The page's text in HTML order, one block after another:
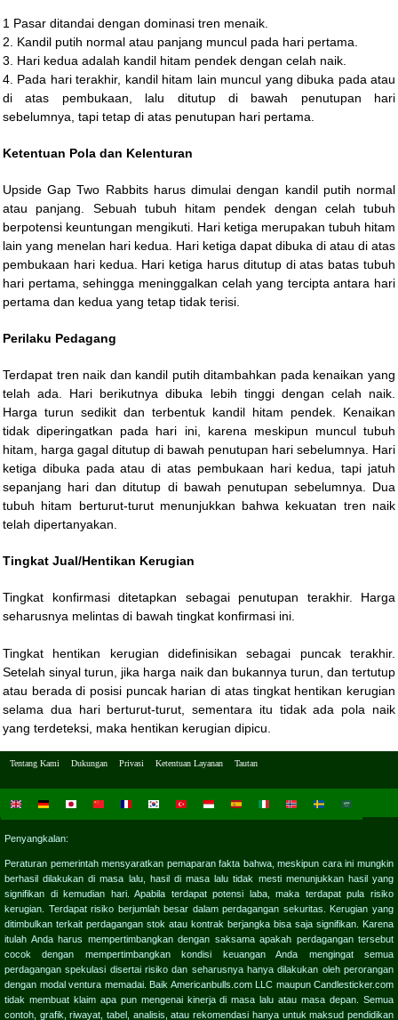
1 Pasar ditandai dengan dominasi tren menaik.
2. Kandil putih normal atau panjang muncul pada hari pertama.
3. Hari kedua adalah kandil hitam pendek dengan celah naik.
4. Pada hari terakhir, kandil hitam lain muncul yang dibuka pada atau
di atas pembukaan, lalu ditutup di bawah penutupan hari
sebelumnya, tapi tetap di atas penutupan hari pertama.
Ketentuan Pola dan Kelenturan
Upside Gap Two Rabbits harus dimulai dengan kandil putih normal
atau panjang. Sebuah tubuh hitam pendek dengan celah tubuh
berpotensi keuntungan mengikuti. Hari ketiga merupakan tubuh hitam
lain yang menelan hari kedua. Hari ketiga dapat dibuka di atau di atas
pembukaan hari kedua. Hari ketiga harus ditutup di atas batas tubuh
hari pertama, sehingga meninggalkan celah yang tercipta antara hari
pertama dan kedua yang tetap tidak terisi.
Perilaku Pedagang
Terdapat tren naik dan kandil putih ditambahkan pada kenaikan yang
telah ada. Hari berikutnya dibuka lebih tinggi dengan celah naik.
Harga turun sedikit dan terbentuk kandil hitam pendek. Kenaikan
tidak diperingatkan pada hari ini, karena meskipun muncul tubuh
hitam, harga gagal ditutup di bawah penutupan hari sebelumnya. Hari
ketiga dibuka pada atau di atas pembukaan hari kedua, tapi jatuh
sepanjang hari dan ditutup di bawah penutupan sebelumnya. Dua
tubuh hitam berturut-turut menunjukkan bahwa kekuatan tren naik
telah dipertanyakan.
Tingkat Jual/Hentikan Kerugian
Tingkat konfirmasi ditetapkan sebagai penutupan terakhir. Harga
seharusnya melintas di bawah tingkat konfirmasi ini.
Tingkat hentikan kerugian didefinisikan sebagai puncak terakhir.
Setelah sinyal turun, jika harga naik dan bukannya turun, dan tertutup
atau berada di posisi puncak harian di atas tingkat hentikan kerugian
selama dua hari berturut-turut, sementara itu tidak ada pola naik
yang terdeteksi, maka hentikan kerugian dipicu.
Tentang Kami Dukungan Privasi Ketentuan Layanan Tautan
Penyangkalan:
Peraturan pemerintah mensyaratkan pemaparan fakta bahwa, meskipun cara ini mungkin
berhasil dilakukan di masa lalu, hasil di masa lalu tidak mesti menunjukkan hasil yang
signifikan di kemudian hari. Apabila terdapat potensi laba, maka terdapat pula risiko
kerugian. Terdapat risiko berjumlah besar dalam perdagangan sekuritas. Kerugian yang
ditimbulkan terkait perdagangan stok atau kontrak berjangka bisa saja signifikan. Karena
itulah Anda harus mempertimbangkan dengan saksama apakah perdagangan tersebut
cocok dengan mempertimbangkan kondisi keuangan Anda mengingat semua
perdagangan spekulasi disertai risiko dan seharusnya hanya dilakukan oleh perorangan
dengan modal ventura memadai. Baik Americanbulls.com LLC maupun Candlesticker.com
tidak membuat klaim apa pun mengenai kinerja di masa lalu atau masa depan. Semua
contoh, grafik, riwayat, tabel, analisis, atau rekomendasi hanya untuk maksud pendidikan